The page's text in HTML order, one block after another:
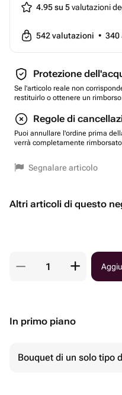
4.95 su 5valutazioni
542valutazioni • 340
Protezione
Se l'articolo reale non
restituirlo o ottenere un
Regole di
Puoi annullare l'ordine prima
verrà completamente
Segnalare articolo
Altri articoli di questo
In primo piano
Bouquet di un solo tipo